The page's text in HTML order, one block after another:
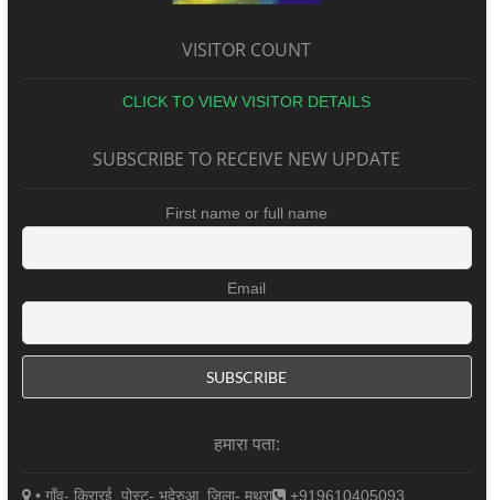
VISITOR COUNT
CLICK TO VIEW VISITOR DETAILS
SUBSCRIBE TO RECEIVE NEW UPDATE
First name or full name
Email
हमारा पता:
• गाँव- किरारई, पोस्ट- भदेरुआ, जिला- मथुरा
+919610405093